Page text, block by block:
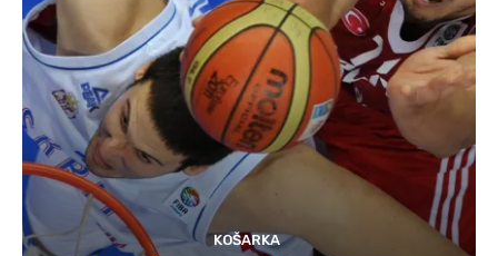
KOŠARKA